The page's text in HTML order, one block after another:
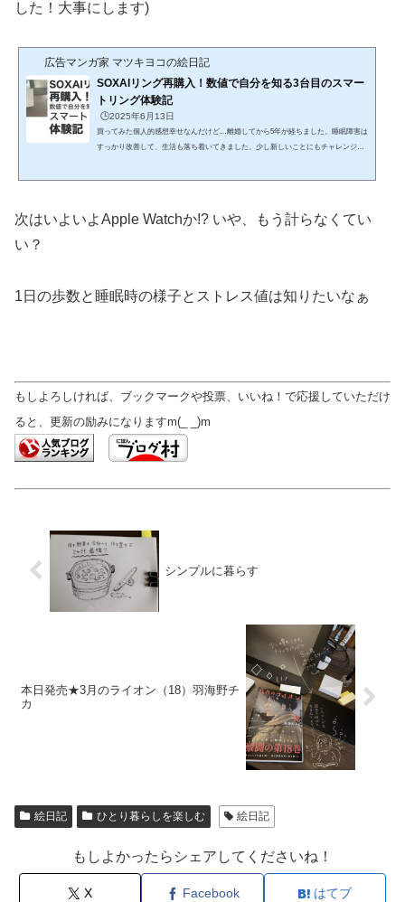
した！大事にします)
広告マンガ家 マツキヨコの絵日記
SOXAIリング再購入！数値で自分を知る3台目のスマー
トリング体験記
🕒️2025年6月13日
買ってみた個人的感想幸せなんだけど…離婚してから5年が経ちました。睡眠障害は
すっかり改善して、生活も落ち着いてきました。少し新しいことにもチャレンジし
ゃ！」「死ぬまで走り続けなきゃ！」って生き方、さすがにしん...
次はいよいよApple Watchか!? いや、もう計らなくてい
い？
1日の歩数と睡眠時の様子とストレス値は知りたいなぁ
もしよろしければ、ブックマークや投票、いいね！で応援していただけ
ると、更新の励みになりますm(_ _)m
シンプルに暮らす
本日発売★3月のライオン（18）羽海野チ
カ
絵日記 ひとり暮らしを楽しむ 絵日記
もしよかったらシェアしてくださいね！
X Facebook はてブ